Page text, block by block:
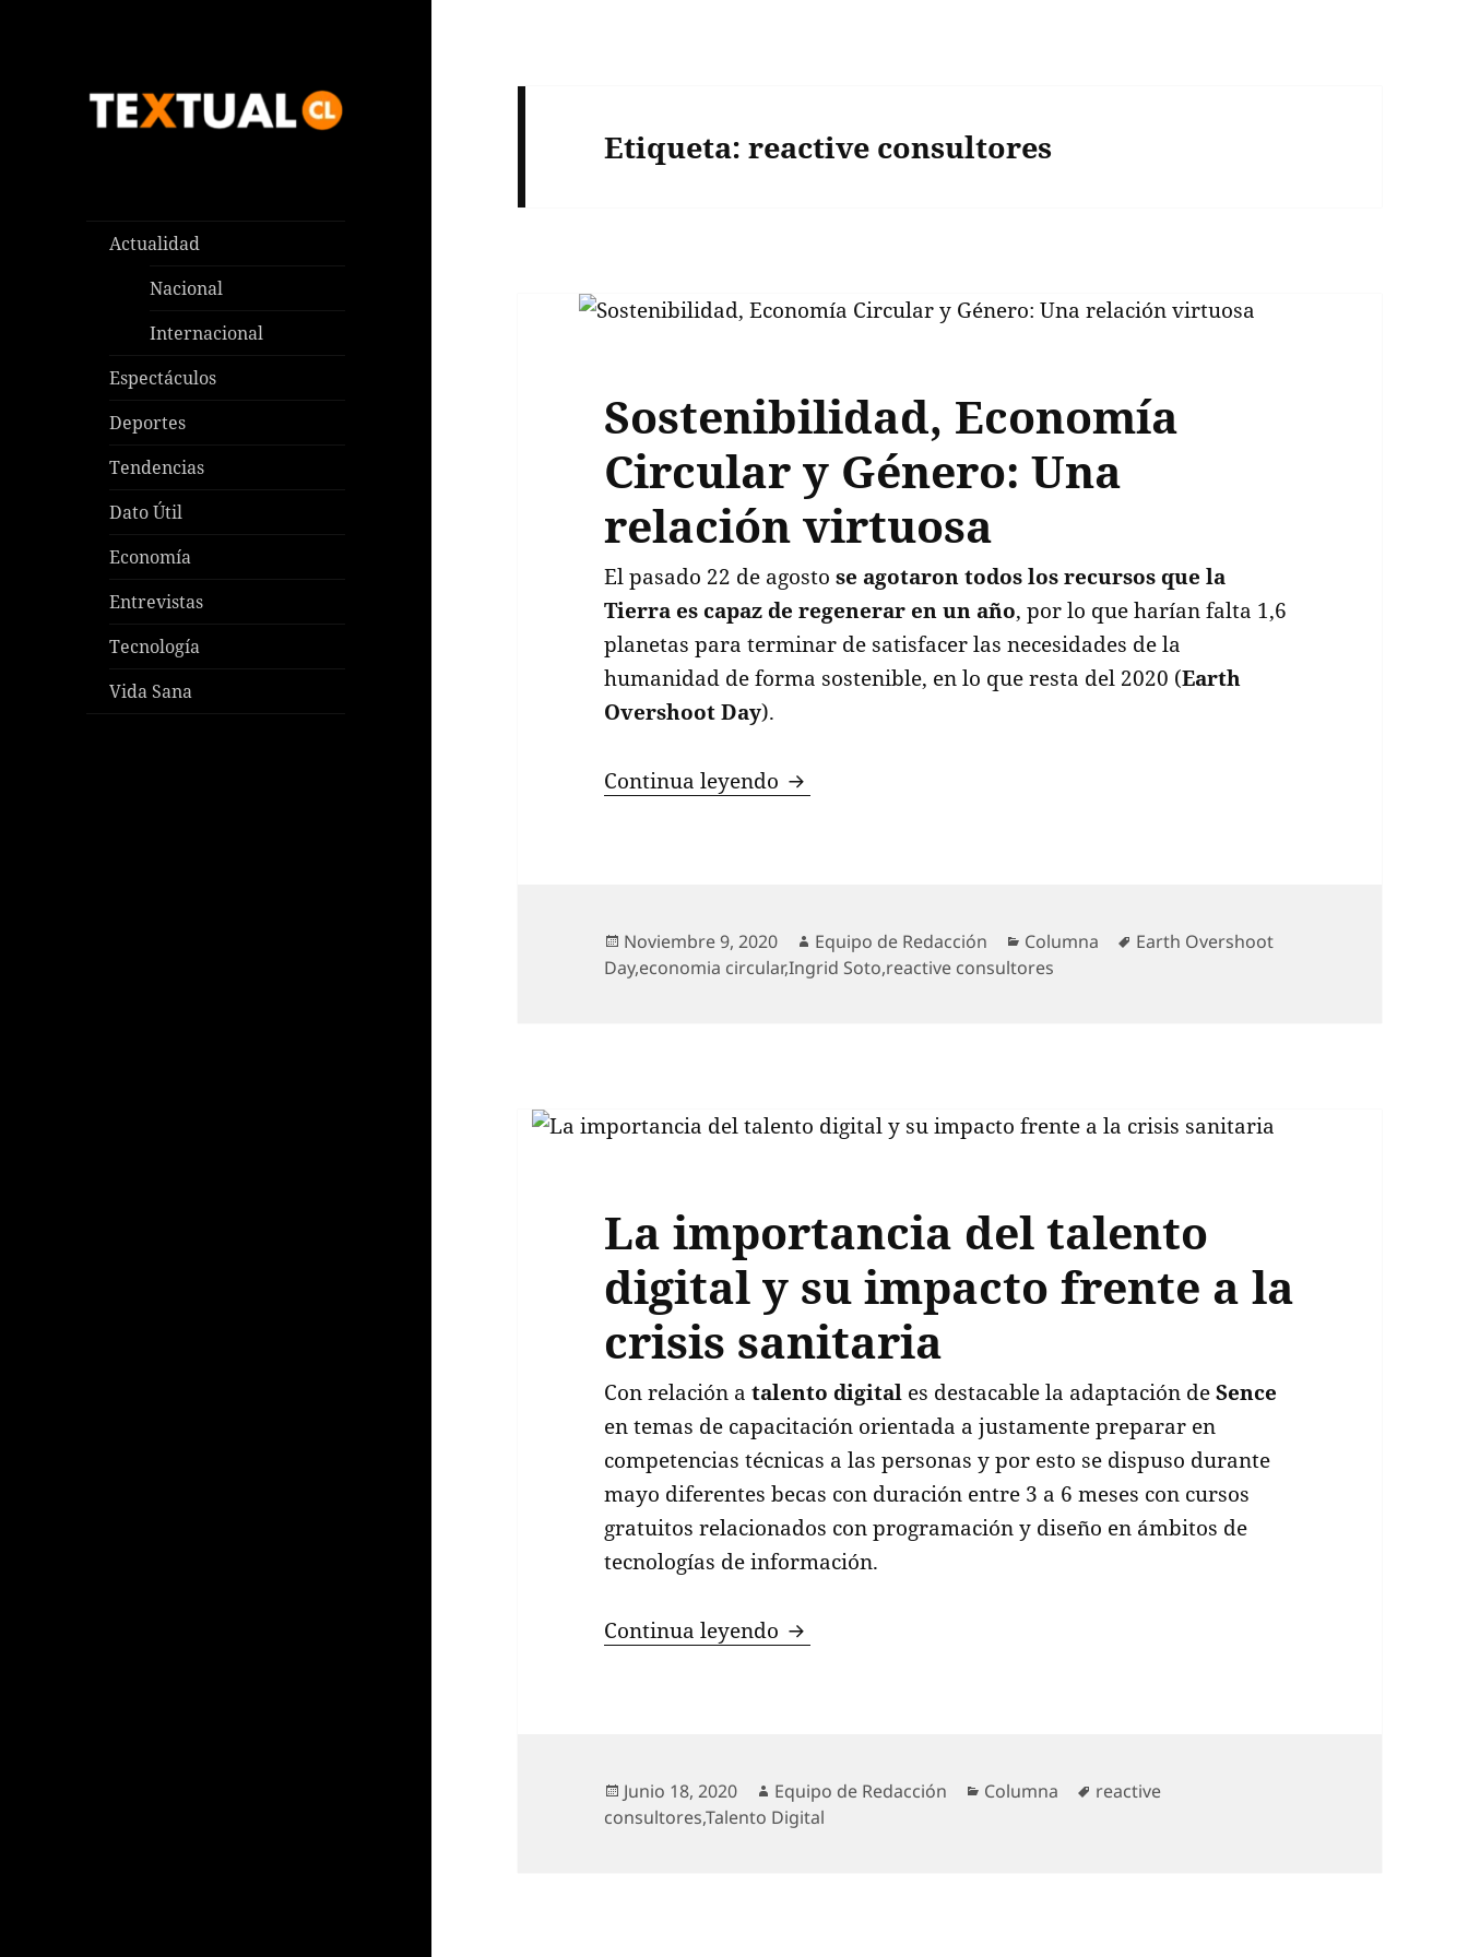
Actualidad
Nacional
Internacional
Espectáculos
Deportes
Tendencias
Dato Útil
Economía
Entrevistas
Tecnología
Vida Sana
Etiqueta:reactive consultores
Sostenibilidad, Economía
Circular y Género: Una
relación virtuosa
El pasado 22 de agostose agotaron todos los recursos que la
Tierra es capaz de regenerar en un año, por lo que harían falta 1,6
planetas para terminar de satisfacer las necesidades de la
humanidad de forma sostenible, en lo que resta del 2020 (Earth
Overshoot Day).
Continua leyendo Sostenibilidad, Economía Circular y Género: Una relación virtuosa
Publicado
el
Noviembre 9, 2020 Autor
Equipo de Redacción Categorías
Columna Etiquetas
Earth Overshoot
Day,economia circular,Ingrid Soto,reactive consultores
La importancia del talento
digital y su impacto frente a la
crisis sanitaria
Con relación atalento digital es destacable la adaptación deSence
en temas de capacitación orientada a justamente preparar en
competencias técnicas a las personas y por esto se dispuso durante
mayo diferentes becas con duración entre 3 a 6 meses con cursos
gratuitos relacionados con programación y diseño en ámbitos de
tecnologías de información.
Continua leyendo La importancia del talento digital y su impacto frente a la crisis
Publicado
el
Junio 18, 2020 Autor
Equipo de Redacción Categorías
Columna Etiquetas
reactive
consultores,Talento Digital